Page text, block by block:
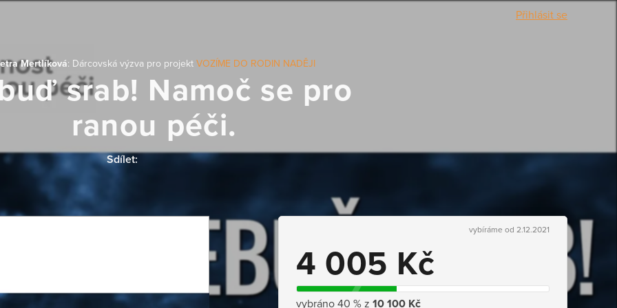
Přihlásit se
Mertlíková: Dárcovská výzva pro projekt VOZÍME DO RODIN NADĚJI
srab! Namoč se pro
ranou péči.
Sdílet:
vybíráme od 2.12.2021
4 005 Kč
vybráno 40 % z 10 100 Kč